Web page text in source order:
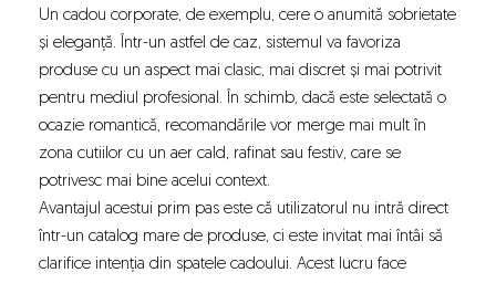
Un cadou corporate, de exemplu, cere o anumită sobrietate
și eleganță. Într-un astfel de caz, sistemul va favoriza
produse cu un aspect mai clasic, mai discret și mai potrivit
pentru mediul profesional. În schimb, dacă este selectată o
ocazie romantică, recomandările vor merge mai mult în
zona cutiilor cu un aer cald, rafinat sau festiv, care se
potrivesc mai bine acelui context.
Avantajul acestui prim pas este că utilizatorul nu intră direct
într-un catalog mare de produse, ci este invitat mai întâi să
clarifice intenția din spatele cadoului. Acest lucru face